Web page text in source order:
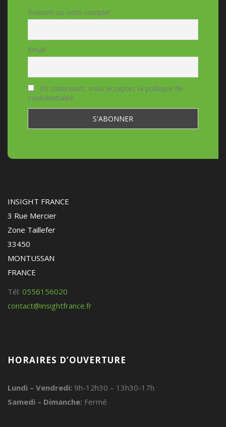
Prénom ou nom complet
Email
En continuant, vous acceptez la politique de
confidentialité
INSIGHT FRANCE
3 Rue Mercier
Zone Taillefer
33450
MONTUSSAN
FRANCE
Tél: 0556156020
contact@insightfrance.fr
HORAIRES D’OUVERTURE
Lundi – Vendredi: 9h-12h30 – 13h30-17h
Samedi – Dimanche: Fermé